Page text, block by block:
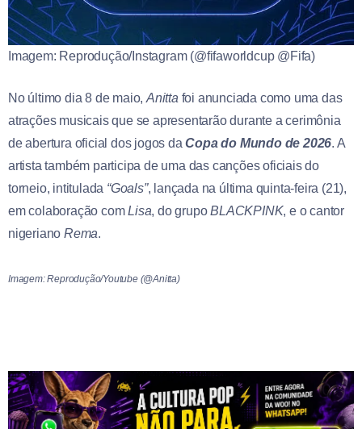
Imagem: Reprodução/Instagram (@fifaworldcup @Fifa)
No último dia 8 de maio, Anitta foi anunciada como uma das
atrações musicais que se apresentarão durante a cerimônia
de abertura oficial dos jogos daCopa do Mundo de 2026. A
artista também participa de uma das canções oficiais do
torneio, intitulada “Goals”, lançada na última quinta-feira (21),
em colaboração comLisa, do grupoBLACKPINK, e o cantor
nigeriano Rema.
Imagem: Reprodução/Youtube (@Anitta)